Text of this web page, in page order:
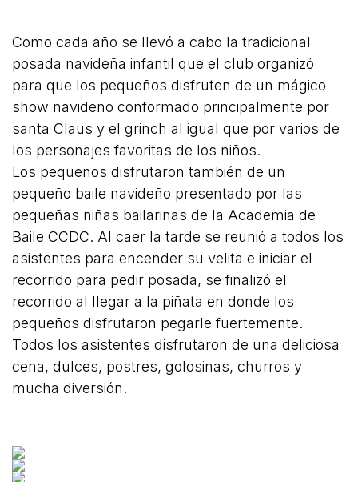
Como cada año se llevó a cabo la tradicional
posada navideña infantil que el club organizó
para que los pequeños disfruten de un mágico
show navideño conformado principalmente por
santa Claus y el grinch al igual que por varios de
los personajes favoritas de los niños.
Los pequeños disfrutaron también de un
pequeño baile navideño presentado por las
pequeñas niñas bailarinas de la Academia de
Baile CCDC. Al caer la tarde se reunió a todos los
asistentes para encender su velita e iniciar el
recorrido para pedir posada, se finalizó el
recorrido al llegar a la piñata en donde los
pequeños disfrutaron pegarle fuertemente.
Todos los asistentes disfrutaron de una deliciosa
cena, dulces, postres, golosinas, churros y
mucha diversión.